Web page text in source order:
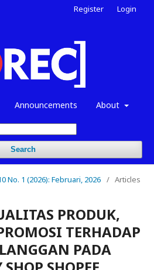
Announcements About
Search
Register Login
No. 1 (2026): Februari, 2026 / Articles
PRODUK,
TERHADAP
PADA